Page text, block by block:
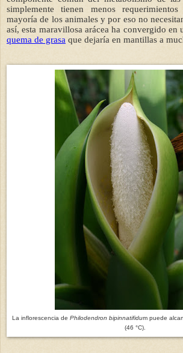
simplemente tienen menos
mayoría de los animales y por eso no
así, esta maravillosa arácea ha convergido en
quema de grasa que dejaría en mantillas a
La inflorescencia de Philodendron bipinnatifidum puede
(46 °C).